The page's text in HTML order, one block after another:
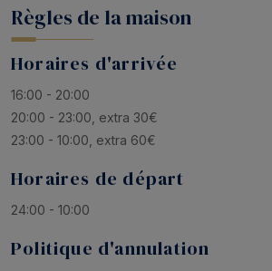
Règles de la maison
Horaires d'arrivée
16:00 - 20:00
20:00 - 23:00, extra 30€
23:00 - 10:00, extra 60€
Horaires de départ
24:00 - 10:00
Politique d'annulation